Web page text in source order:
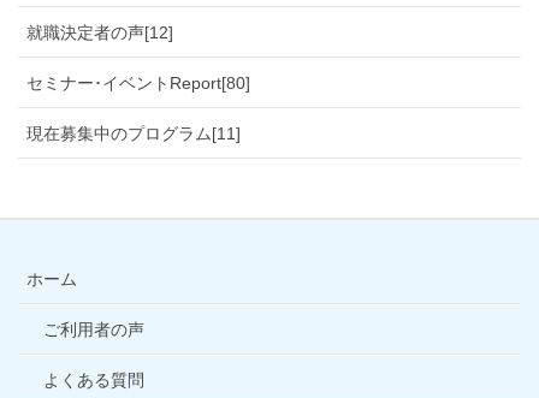
就職決定者の声[12]
セミナー･イベントReport[80]
現在募集中のプログラム[11]
ホーム
ご利用者の声
よくある質問